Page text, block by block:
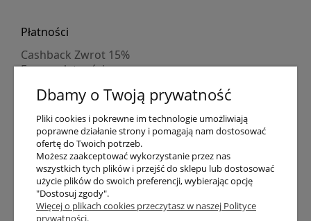
Płatności
Cashback Zwrot 15%
Formy płatności
Numer konta
PayPo kupujesz, nie płacisz
Progi rabatowe
Promocje
Dostawa
Czas wysyłki
Dbamy o Twoją prywatność
Pliki cookies i pokrewne im technologie umożliwiają
poprawne działanie strony i pomagają nam dostosować
ofertę do Twoich potrzeb.
Możesz zaakceptować wykorzystanie przez nas
wszystkich tych plików i przejść do sklepu lub dostosować
użycie plików do swoich preferencji, wybierając opcję
"Dostosuj zgody".
Więcej o plikach cookies przeczytasz w naszej Polityce
prywatności.